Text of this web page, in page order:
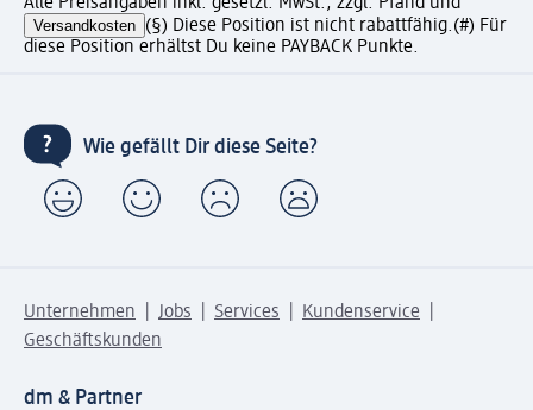
Versandkosten (§) Diese Position ist nicht rabattfähig.(#) Für
diese Position erhältst Du keine PAYBACK Punkte.
Wie gefällt Dir diese Seite?
Unternehmen Jobs Services
Kundenservice
Geschäftskunden
dm & Partner